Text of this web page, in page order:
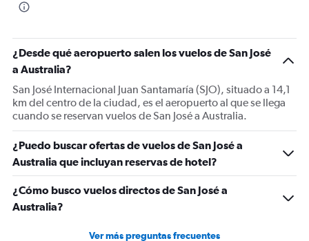
¿Desde qué aeropuerto salen los vuelos de San José
a Australia?
San José Internacional Juan Santamaría (SJO), situado a 14,1
km del centro de la ciudad, es el aeropuerto al que se llega
cuando se reservan vuelos de San José a Australia.
¿Puedo buscar ofertas de vuelos de San José a
Australia que incluyan reservas de hotel?
¿Cómo busco vuelos directos de San José a
Australia?
Ver más preguntas frecuentes